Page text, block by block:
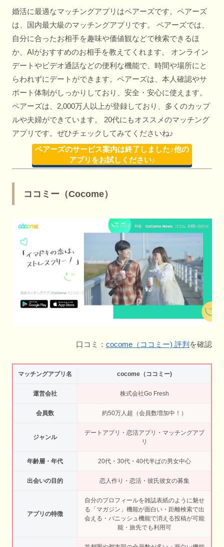
婚活に最適なマッチングアプリはペアーズです。ペアーズ
は、国内最大級のマッチングアプリです。 ペアーズでは、
自分に合ったお相手を趣味や価値観などで検索できるほ
か、AIがおすすめのお相手を教えてくれます。 オンライン
デートやビデオ通話などの便利な機能で、時間や場所にと
らわれずにデートができます。ペアーズは、本人確認やサ
ポート体制がしっかりしており、安全・安心に使えます。
ペアーズは、2,000万人以上が登録しており、多くのカップ
ルや夫婦ができています。 20代にもオススメのマッチング
アプリです。ぜひチェックしてみてくださいね♪
ペアーズのサービス案内は終了しました♪他の
アプリをお試しください♪
ココミー（Cocome）
口コミ： cocome（ココミー) 評判 を確認
マッチングアプリ名 cocome（ココミー)
運営会社 株式会社Go Fresh
会員数 約50万人超（会員数増加中！）
ジャンル
デートアプリ・恋活アプリ・マッチングアプ
リ
年齢層・年代 20代・30代・40代半ばの男女中心
出会いの目的 恋人作り・恋活・彼氏彼女の募集
アプリの特徴
自分のプロフィールを雑誌表紙のように魅せ
る「マガジン」機能が面白い・距離検索で出
会える・バニッシュ機能で消える投稿が可能
能・旅先でも利用可